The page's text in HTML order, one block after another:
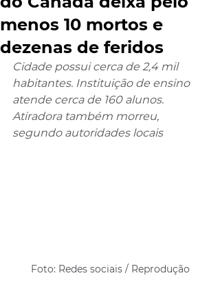
menos 10 mortos e
dezenas de feridos
Cidade possui cerca de 2,4 mil
habitantes. Instituição de ensino
atende cerca de 160 alunos.
Atiradora também morreu,
segundo autoridades locais
Foto: Redes sociais / Reprodução